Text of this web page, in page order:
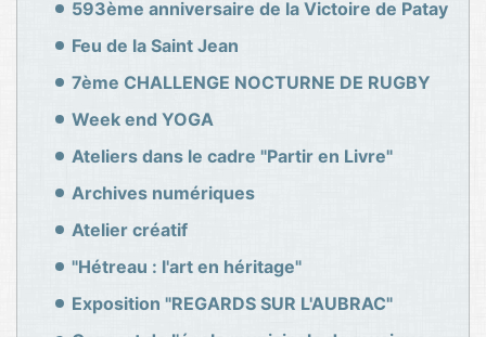
593ème anniversaire de la Victoire de Patay
Feu de la Saint Jean
7ème CHALLENGE NOCTURNE DE RUGBY
Week end YOGA
Ateliers dans le cadre "Partir en Livre"
Archives numériques
Atelier créatif
"Hétreau : l'art en héritage"
Exposition "REGARDS SUR L'AUBRAC"